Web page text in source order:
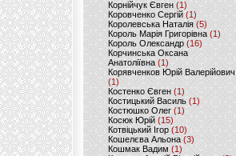
Корнійчук Євген (1)
Коровченко Сергій (1)
Королевська Наталія(5)
Король Марія Григорівна (1)
Король Олександр (16)
Корчинська Оксана
Анатоліївна (1)
Корявченков Юрій Валерійович
(1)
Костенко Євген (1)
Костицький Василь (1)
Костюшко Олег (1)
Косюк Юрій (15)
Котвіцький Ігор (10)
Кошелєва Альона(3)
Кошмак Вадим (1)